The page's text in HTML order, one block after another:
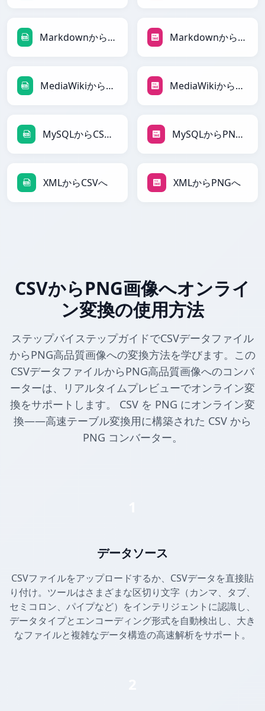
MarkdownからCSVへ MarkdownからPNGへ
MediaWikiからCSVへ MediaWikiからPNGへ
MySQLからCSVへ MySQLからPNGへ
XMLからCSVへ XMLからPNGへ
CSVからPNG画像へオンライ
ン変換の使用方法
ステップバイステップガイドでCSVデータファイル
からPNG高品質画像への変換方法を学びます。この
CSVデータファイルからPNG高品質画像へのコンバ
ーターは、リアルタイムプレビューでオンライン変
換をサポートします。 CSV を PNG にオンライン変
換——高速テーブル変換用に構築された CSV から
PNG コンバーター。
データソース
CSVファイルをアップロードするか、CSVデータを直接貼
り付け。ツールはさまざまな区切り文字（カンマ、タブ、
セミコロン、パイプなど）をインテリジェントに認識し、
データタイプとエンコーディング形式を自動検出し、大き
なファイルと複雑なデータ構造の高速解析をサポート。